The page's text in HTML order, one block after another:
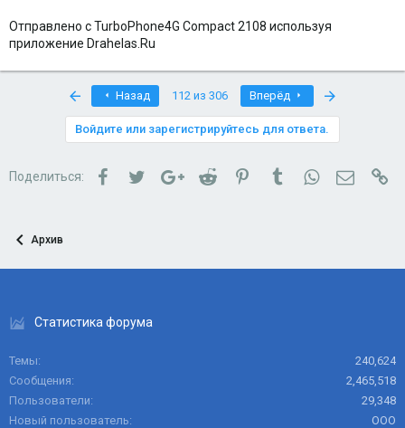
Отправлено с TurboPhone4G Compact 2108 используя
приложение Drahelas.Ru
Назад 112 из 306 Вперёд
Войдите или зарегистрируйтесь для ответа.
Поделиться: FacebookTwitterGoogle+Reddit PinterestTumblrWhatsApp
Архив
Статистика форума
Темы
240,624
Сообщения
2,465,518
Пользователи
29,348
Новый пользователь
ООО